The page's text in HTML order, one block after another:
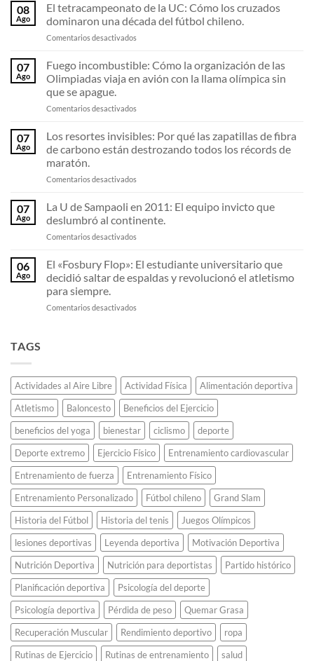
08
Ago
El tetracampeonato de la UC: Cómo los cruzados
dominaron una década del fútbol chileno.
Comentarios desactivados
tetracampeonato
la
Cómo
cruzados
dominaron
una
del
chileno.
07
Ago
Fuego incombustible: Cómo la organización de las
Olimpiadas viaja en avión con la llama olímpica sin
que se apague.
Comentarios desactivados
incombustible:
la
de
Olimpiadas
en
avión
la
llama
olímpica
que
07
Ago
Los resortes invisibles: Por qué las zapatillas de fibra
de carbono están destrozando todos los récords de
maratón.
Comentarios desactivados
resortes
Por
qué
zapatillas
fibra
carbono
de
maratón.
07
Ago
La U de Sampaoli en 2011: El equipo invicto que
deslumbró al continente.
Comentarios desactivados
U
Sampaoli
2011:
al
continente.
06
Ago
El «Fosbury Flop»: El estudiante universitario que
decidió saltar de espaldas y revolucionó el atletismo
para siempre.
Comentarios desactivados
universitario
que
decidió
saltar
espaldas
y
revolucionó
el
atletismo
para
siempre.
TAGS
Actividades al Aire Libre Actividad Física
Alimentación deportiva
Atletismo
Baloncesto
Beneficios del Ejercicio
beneficios del yoga
bienestar ciclismo
deporte
Deporte extremo
Ejercicio Físico
Entrenamiento cardiovascular
Entrenamiento de fuerza
Entrenamiento Físico
Entrenamiento Personalizado
Fútbol chileno
Grand Slam
Historia del Fútbol
Historia del tenis
Juegos Olímpicos
lesiones deportivas
Leyenda deportiva
Motivación Deportiva
Nutrición Deportiva
Nutrición para deportistas
Partido histórico
Planificación deportiva
Psicología del deporte
Psicología deportiva
Pérdida de peso
Quemar Grasa
Recuperación Muscular
Rendimiento deportivo
ropa
Rutinas de Ejercicio
Rutinas de entrenamiento
salud